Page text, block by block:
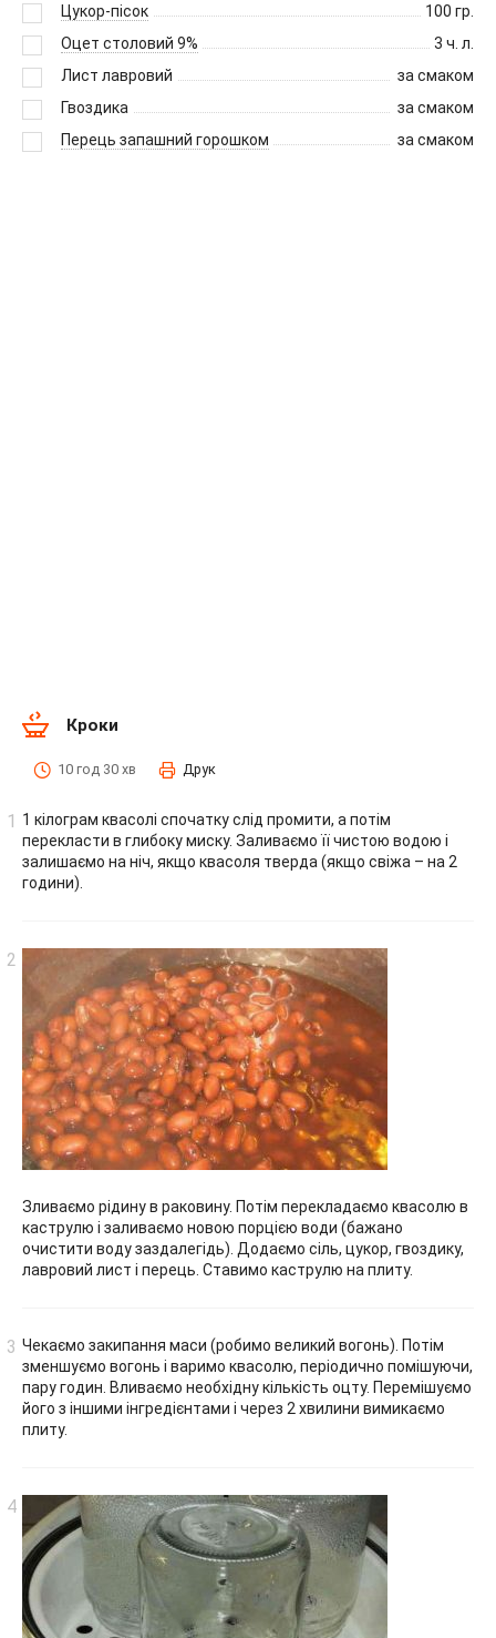
Цукор-пісок
100 гр.
Оцет столовий 9%
3 ч. л.
Лист лавровий
за смаком
Гвоздика
за смаком
Перець запашний горошком
за смаком
Кроки
10 год 30 хв Друк
1 кілограм квасолі спочатку слід промити, а потім
перекласти в глибоку миску. Заливаємо її чистою водою і
залишаємо на ніч, якщо квасоля тверда (якщо свіжа – на 2
години).
Зливаємо рідину в раковину. Потім перекладаємо квасолю в
каструлю і заливаємо новою порцією води (бажано
очистити воду заздалегідь). Додаємо сіль, цукор, гвоздику,
лавровий лист і перець. Ставимо каструлю на плиту.
Чекаємо закипання маси (робимо великий вогонь). Потім
зменшуємо вогонь і варимо квасолю, періодично помішуючи,
пару годин. Вливаємо необхідну кількість оцту. Перемішуємо
його з іншими інгредієнтами і через 2 хвилини вимикаємо
плиту.